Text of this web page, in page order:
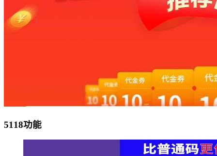
5118功能